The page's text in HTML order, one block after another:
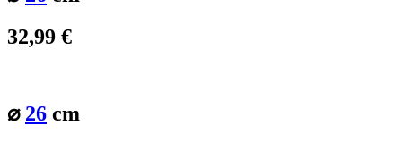
32,99 €
⌀ 26 cm